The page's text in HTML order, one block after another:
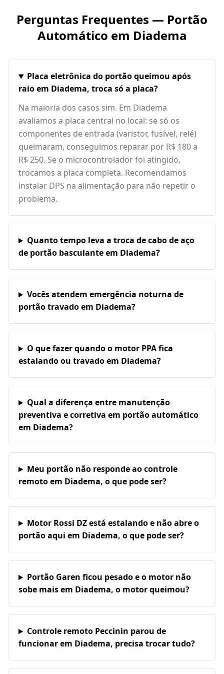
Perguntas Frequentes — Portão
Automático em Diadema
Placa eletrônica do portão queimou após
raio em Diadema, troca só a placa?
Na maioria dos casos sim. Em Diadema
avaliamos a placa central no local: se só os
componentes de entrada (varistor, fusível, relé)
queimaram, conseguimos reparar por R$ 180 a
R$ 250. Se o microcontrolador foi atingido,
trocamos a placa completa. Recomendamos
instalar DPS na alimentação para não repetir o
problema.
Quanto tempo leva a troca de cabo de aço
de portão basculante em Diadema?
Vocês atendem emergência noturna de
portão travado em Diadema?
O que fazer quando o motor PPA fica
estalando ou travado em Diadema?
Qual a diferença entre manutenção
preventiva e corretiva em portão automático
em Diadema?
Meu portão não responde ao controle
remoto em Diadema, o que pode ser?
Motor Rossi DZ está estalando e não abre o
portão aqui em Diadema, o que pode ser?
Portão Garen ficou pesado e o motor não
sobe mais em Diadema, o motor queimou?
Controle remoto Peccinin parou de
funcionar em Diadema, precisa trocar tudo?